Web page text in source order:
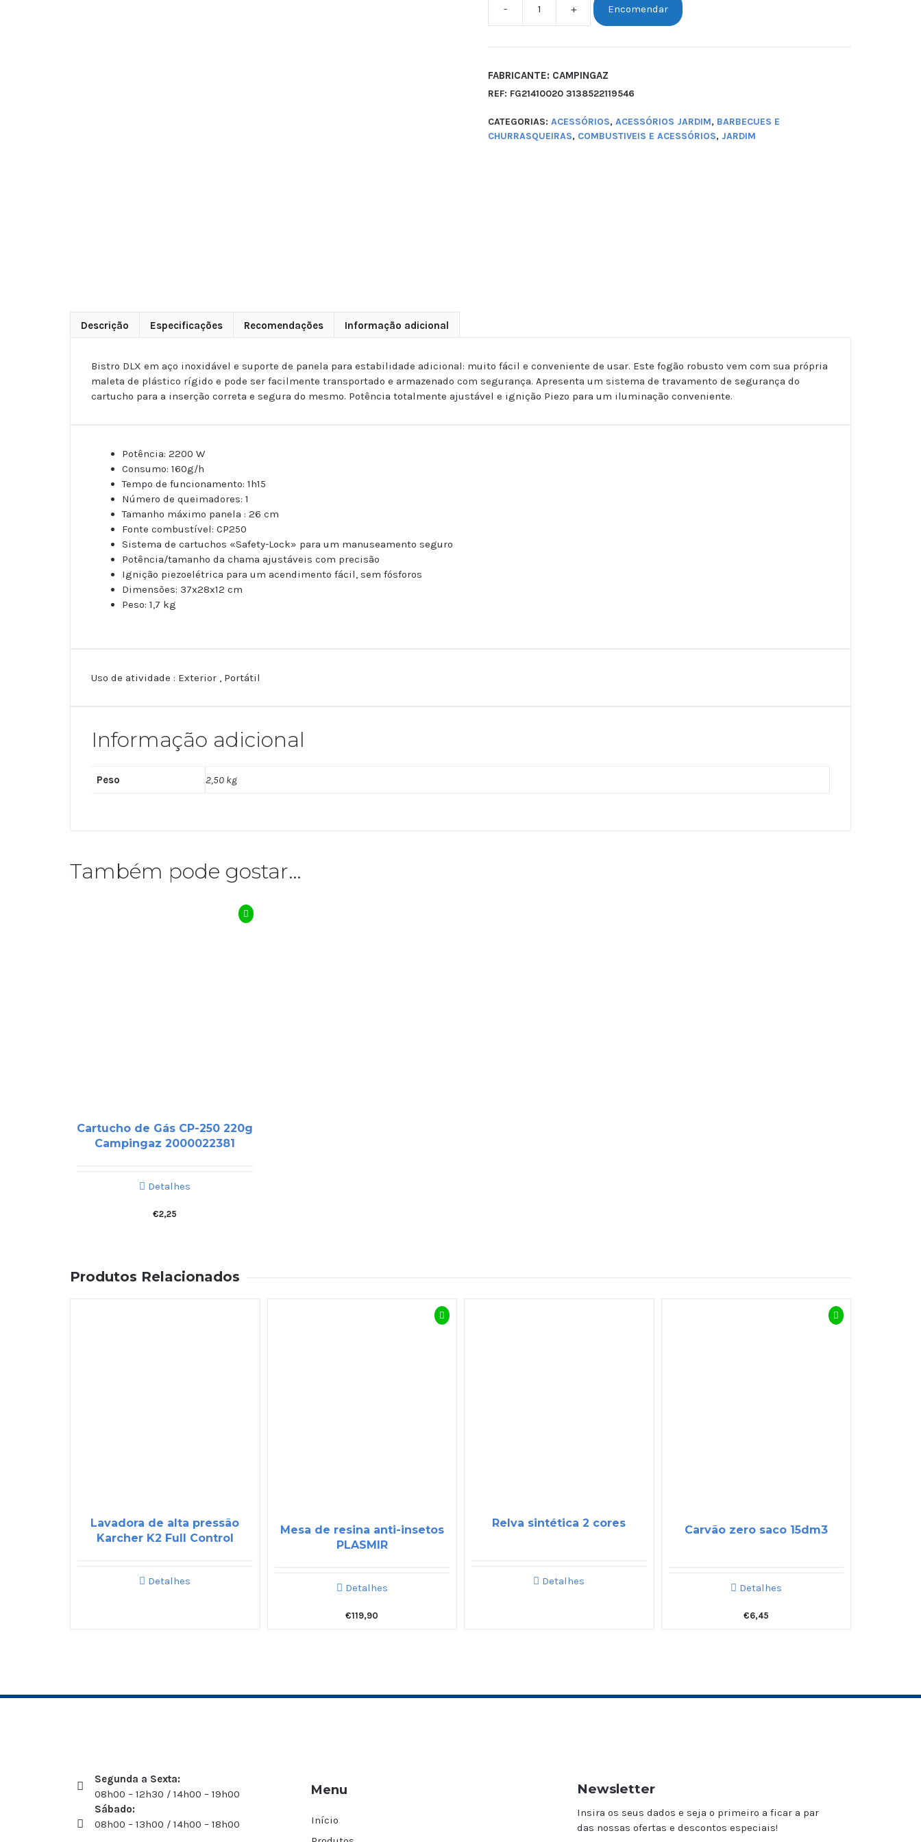
- + Encomendar
FABRICANTE: CAMPINGAZ
REF: FG21410020 3138522119546
CATEGORIAS: ACESSÓRIOS, ACESSÓRIOS JARDIM, BARBECUES E
CHURRASQUEIRAS, COMBUSTIVEIS E ACESSÓRIOS, JARDIM
Descrição Especificações Recomendações Informação adicional
Bistro DLX em aço inoxidável e suporte de panela para estabilidade adicional: muito fácil e conveniente de usar. Este fogão robusto vem com sua própria
maleta de plástico rígido e pode ser facilmente transportado e armazenado com segurança. Apresenta um sistema de travamento de segurança do
cartucho para a inserção correta e segura do mesmo. Potência totalmente ajustável e ignição Piezo para um iluminação conveniente.
Potência: 2200 W
Consumo: 160g/h
Tempo de funcionamento: 1h15
Número de queimadores: 1
Tamanho máximo panela : 26 cm
Fonte combustível: CP250
Sistema de cartuchos «Safety-Lock» para um manuseamento seguro
Potência/tamanho da chama ajustáveis com precisão
Ignição piezoelétrica para um acendimento fácil, sem fósforos
Dimensões: 37x28x12 cm
Peso: 1,7 kg
Uso de atividade : Exterior , Portátil
Informação adicional
Peso 2,50 kg
Também pode gostar…
Cartucho de Gás CP-250 220g
Campingaz 2000022381
Detalhes
€2,25
Produtos Relacionados
Lavadora de alta pressão
Karcher K2 Full Control
Detalhes
Mesa de resina anti-insetos
PLASMIR
Detalhes
€119,90
Relva sintética 2 cores
Detalhes
Carvão zero saco 15dm3
Detalhes
€6,45
Segunda a Sexta:
08h00 – 12h30 / 14h00 – 19h00
Sábado:
08h00 – 13h00 / 14h00 – 18h00
Menu
Início
Newsletter
Insira os seus dados e seja o primeiro a ficar a par
das nossas ofertas e descontos especiais!